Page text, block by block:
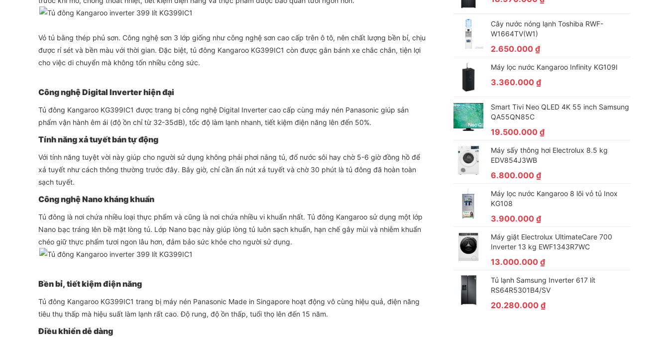
Vỏ tủ bằng thép phủ sơn. Công nghệ sơn 3 lớp giống như công nghệ sơn cao cấp trên ô tô, nên chất lượng bền bỉ, chịu
được rỉ sét và bền màu với thời gian. Đặc biệt, tủ đông Kangaroo KG399IC1 còn được gắn bánh xe chắc chắn, tiện lợi
cho việc di chuyển mà không tốn nhiều công sức.
Công nghệ Digital Inverter hiện đại
Tủ đông Kangaroo KG399IC1 được trang bị công nghệ Digital Inverter cao cấp cùng máy nén Panasonic giúp sản
phẩm vận hành êm ái (độ ồn chỉ từ 32-35dB), tốc độ làm lạnh nhanh, tiết kiệm điện năng lên đến 50%.
Tính năng xả tuyết bán tự động
Với tính năng tuyệt vời này giúp cho người sử dụng không phải phơi nắng tủ, đổ nước sôi hay chờ 5-6 giờ đồng hồ để
xả tuyết như cách thông thường trước đây. Bây giờ, chỉ cần ấn nút xả tuyết và chờ 30 phút là tủ đông đã hoàn toàn
sạch tuyết.
Công nghệ Nano kháng khuẩn
Tủ đông là nơi chứa nhiều loại thực phẩm và cũng là nơi chứa nhiều vi khuẩn nhất. Tủ đông Kangaroo sử dụng một lớp
Nano bạc tráng lên bề mặt lòng tủ. Lớp Nano bạc này giúp lòng tủ luôn sạch khuẩn, hạn chế gây mùi và nhiễm khuẩn
chéo giữ thực phẩm tươi ngon lâu hơn, đảm bảo sức khỏe cho người sử dụng.
Bền bỉ, tiết kiệm điện năng
Tủ đông Kangaroo KG399IC1 trang bị máy nén Panasonic Made in Singapore hoạt động vô cùng hiệu quả, điện năng
tiêu thụ thấp mà hiệu suất làm lạnh rất cao. Độ rung, độ ồn thấp, tuổi thọ lên đến 15 năm.
Điều khiển dễ dàng
Cây nước nóng lạnh Toshiba RWF-
W1664TV(W1)
2.650.000₫
Máy lọc nước Kangaroo Infinity KG109I
3.360.000₫
Smart Tivi Neo QLED 4K 55 inch Samsung
QA55QN85C
19.500.000₫
Máy sấy thông hơi Electrolux 8.5 kg
EDV854J3WB
6.800.000₫
Máy lọc nước Kangaroo 8 lõi vỏ tủ Inox
KG108
3.900.000₫
Máy giặt Electrolux UltimateCare 700
Inverter 13 kg EWF1343R7WC
13.000.000₫
Tủ lạnh Samsung Inverter 617 lít
RS64R5301B4/SV
20.280.000₫